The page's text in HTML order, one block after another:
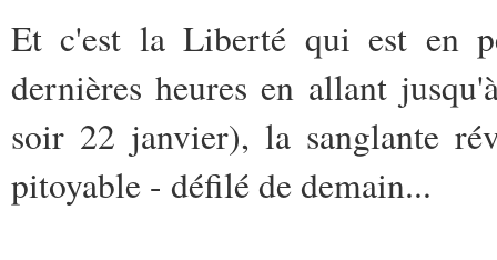
Et c'est la Liberté qui est en
dernières heures en allant
soir 22 janvier), la sanglante
pitoyable - défilé de demain...